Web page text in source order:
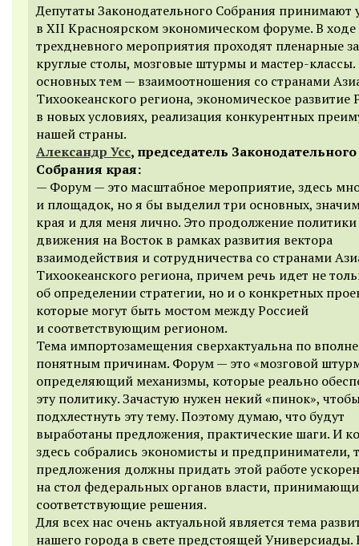
Депутаты Законодательного Собрания принимают
в XII Красноярском экономическом форуме. В ходе
трехдневного мероприятия проходят пленарные
круглые столы, мозговые штурмы и мастер-
основных тем — взаимоотношения со странами
Тихоокеанского региона, экономическое развитие
в новых условиях, реализация конкурентных
нашей страны.
Александр Усс, председатель Законодательного
Собрания края:
— Форум — это масштабное мероприятие, здесь
и площадок, но я бы выделил три основных,
края и для меня лично. Это продолжение политики
движения на Восток в рамках развития вектора
взаимодействия и сотрудничества со странами
Тихоокеанского региона, причем речь идет не
об определении стратегии, но и о конкретных
которые могут быть мостом между Россией
и соответствующим регионом.
Тема импортозамещения сверхактуальна по вполне
понятным причинам. Форум — это «мозговой
определяющий механизмы, которые реально
эту политику. Зачастую нужен некий «пинок»,
подхлестнуть эту тему. Поэтому думаю, что будут
выработаны предложения, практические шаги. И
здесь собрались экономисты и предприниматели,
предложения должны придать этой работе
на стол федеральных органов власти,
соответствующие решения.
Для всех нас очень актуальной является тема
нашего города в свете предстоящей